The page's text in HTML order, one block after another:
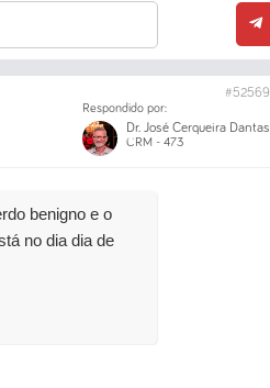
#52569
Respondido por:
Dr. José Cerqueira Dantas
CRM - 473
benigno e o
no dia dia de